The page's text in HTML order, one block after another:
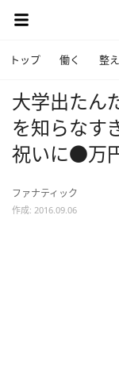
トップ 働く 整
大学出たん
を知らな
祝いに●万
ファナティック
作成: 2016.09.06